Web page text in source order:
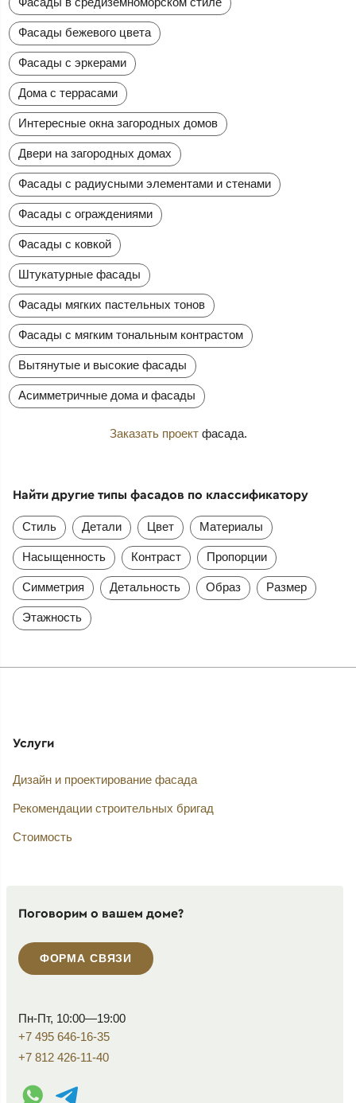
Фасады бежевого цвета
Фасады с эркерами
Дома с террасами
Интересные окна загородных домов
Двери на загородных домах
Фасады с радиусными элементами и стенами
Фасады с ограждениями
Фасады с ковкой
Штукатурные фасады
Фасады мягких пастельных тонов
Фасады с мягким тональным контрастом
Вытянутые и высокие фасады
Асимметричные дома и фасады
Заказать проектфасада.
Найти другие типы фасадов по классификатору
Стиль Детали Цвет Материалы
Насыщенность Контраст Пропорции
Симметрия Детальность Образ Размер
Этажность
Услуги
Дизайн и проектирование фасада
Рекомендации строительных бригад
Стоимость
Поговорим о вашем доме?
ФОРМА СВЯЗИ
Пн-Пт, 10:00—19:00
+7 495 646-16-35
+7 812 426-11-40
WhatsApp контакт
Telegram контакт